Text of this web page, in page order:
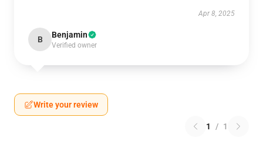
Apr 8, 2025
B Benjamin
Verified owner
Write your review
1 / 1